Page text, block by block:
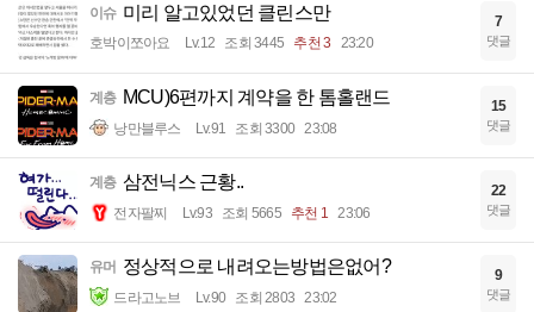
이슈 미리 알고있었던 클린스만
호박이쪼아요 Lv.12 조회 3445 추천 3 23:20
7
댓글
계층 MCU)6편까지 계약을 한 톰홀랜드
낭만블루스 Lv.91 조회 3300 23:08
15
댓글
계층 삼전닉스 근황..
전자팔찌 Lv.93 조회 5665 추천 1 23:06
22
댓글
유머 정상적으로 내려오는방법은없어?
드라고노브 Lv.90 조회 2803 23:02
9
댓글